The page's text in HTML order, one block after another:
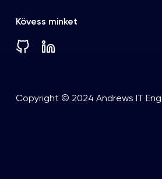
Kövess minket
Copyright © 2024 Andrews IT